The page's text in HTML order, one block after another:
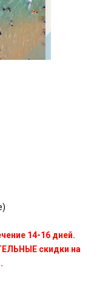
14-16 дней.
скидки на